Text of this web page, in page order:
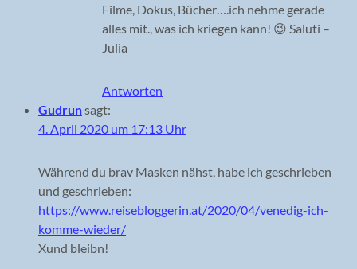
Filme, Dokus, Bücher….ich nehme gerade
alles mit., was ich kriegen kann! 😉 Saluti –
Julia
Antworten
Gudrunsagt:
4. April 2020 um 17:13 Uhr
Während du brav Masken nähst, habe ich geschrieben
und geschrieben:
https://www.reisebloggerin.at/2020/04/venedig-ich-
komme-wieder/
Xund bleibn!